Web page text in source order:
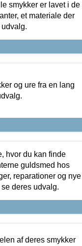
smykker er lavet i de
et materiale der
og ure fra en lang
hvor du kan finde
guldsmed hos
reparationer og nye
deres udvalg.
af deres smykker